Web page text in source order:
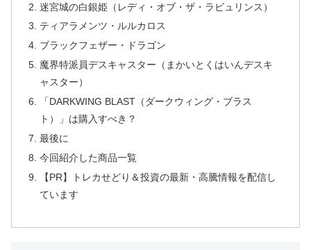
迷宮城の白銀姫（レディ・オブ・ザ・ラビュリンス）
ティアラメンツ・ルルカロス
ブラックフェザー・ドラゴン
魔界特派員デスキャスター（まかいとくはいんデスキ
ャスター）
「DARKWING BLAST（ダークウィング・ブラス
ト）」は購入すべき？
最後に
今回紹介した商品一覧
【PR】トレカせどり＆投資の最新・高騰情報を配信し
ています